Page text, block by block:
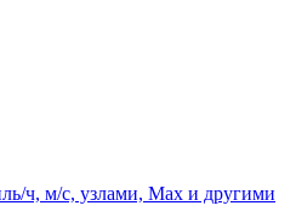
ч, м/с, узлами, Мах и другими